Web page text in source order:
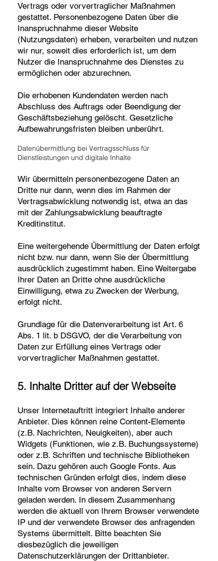
Vertrags oder vorvertraglicher Maßnahmen
gestattet. Personenbezogene Daten über die
Inanspruchnahme dieser Website
(Nutzungsdaten) erheben, verarbeiten und nutzen
wir nur, soweit dies erforderlich ist, um dem
Nutzer die Inanspruchnahme des Dienstes zu
ermöglichen oder abzurechnen.
Die erhobenen Kundendaten werden nach
Abschluss des Auftrags oder Beendigung der
Geschäftsbeziehung gelöscht. Gesetzliche
Aufbewahrungsfristen bleiben unberührt.
Datenübermittlung bei Vertragsschluss für
Dienstleistungen und digitale Inhalte
Wir übermitteln personenbezogene Daten an
Dritte nur dann, wenn dies im Rahmen der
Vertragsabwicklung notwendig ist, etwa an das
mit der Zahlungsabwicklung beauftragte
Kreditinstitut.
Eine weitergehende Übermittlung der Daten erfolgt
nicht bzw. nur dann, wenn Sie der Übermittlung
ausdrücklich zugestimmt haben. Eine Weitergabe
Ihrer Daten an Dritte ohne ausdrückliche
Einwilligung, etwa zu Zwecken der Werbung,
erfolgt nicht.
Grundlage für die Datenverarbeitung ist Art. 6
Abs. 1 lit. b DSGVO, der die Verarbeitung von
Daten zur Erfüllung eines Vertrags oder
vorvertraglicher Maßnahmen gestattet.
5. Inhalte Dritter auf der Webseite
Unser Internetauftritt integriert Inhalte anderer
Anbieter. Dies können reine Content-Elemente
(z.B. Nachrichten, Neuigkeiten), aber auch
Widgets (Funktionen, wie z.B. Buchungssysteme)
oder z.B. Schriften und technische Bibliotheken
sein. Dazu gehören auch Google Fonts. Aus
technischen Gründen erfolgt dies, indem diese
Inhalte vom Browser von anderen Servern
geladen werden. In diesem Zusammenhang
werden die aktuell von Ihrem Browser verwendete
IP und der verwendete Browser des anfragenden
Systems übermittelt. Bitte beachten Sie
diesbezüglich die jeweiligen
Datenschutzerklärungen der Drittanbieter.